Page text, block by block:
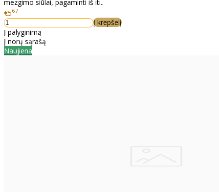
mezgimo siūlai, pagaminti iš iti..
€567
Į krepšelį
Į palyginimą
Į norų sąrašą
Naujiena